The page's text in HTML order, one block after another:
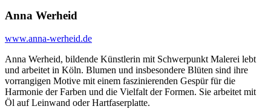
Anna Werheid
www.anna-werheid.de
Anna Werheid, bildende Künstlerin mit Schwerpunkt Malerei lebt
und arbeitet in Köln. Blumen und insbesondere Blüten sind ihre
vorrangigen Motive mit einem faszinierenden Gespür für die
Harmonie der Farben und die Vielfalt der Formen. Sie arbeitet mit
Öl auf Leinwand oder Hartfaserplatte.